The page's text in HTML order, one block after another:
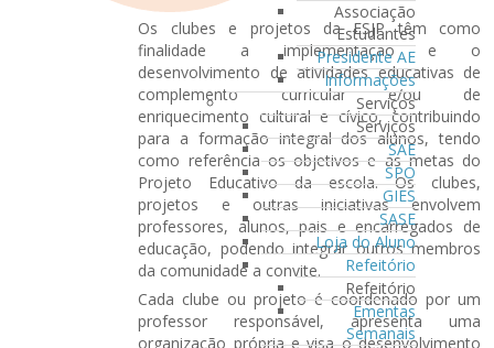
Associação
Estudantes
Presidente AE
Informações
Serviços
Serviços
SAE
SPO
GIES
SASE
Loja do Aluno
Refeitório
Refeitório
Ementas
Semanais
Os clubes e projetos da ESJP têm como
finalidade a implementação e o
desenvolvimento de atividades educativas de
complemento curricular e/ou de
enriquecimento cultural e cívico, contribuindo
para a formação integral dos alunos, tendo
como referência os objetivos e as metas do
Projeto Educativo da escola. Os clubes,
projetos e outras iniciativas envolvem
professores, alunos, pais e encarregados de
educação, podendo integrar outros membros
da comunidade a convite.
Cada clube ou projeto é coordenado por um
professor responsável, apresenta uma
organização própria e visa o desenvolvimento